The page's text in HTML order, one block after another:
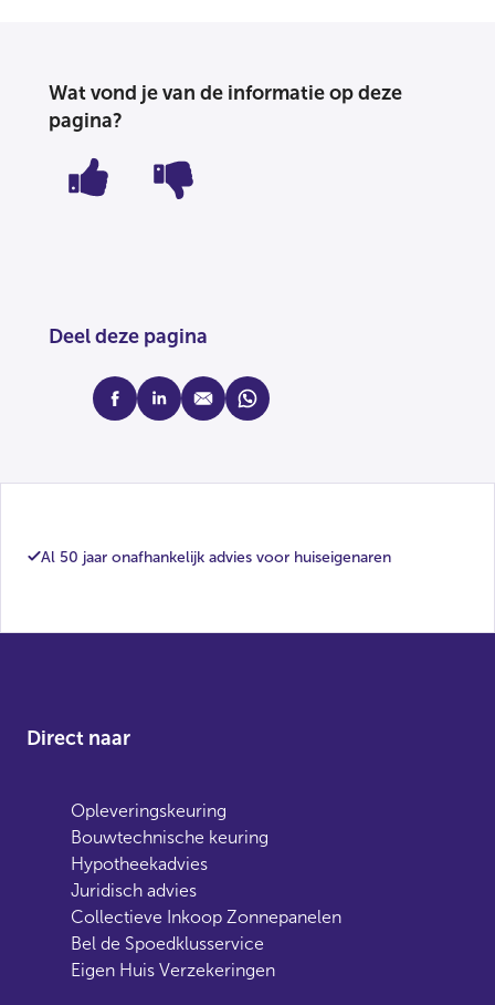
Wat vond je van de informatie op deze
pagina?
Deel deze pagina
facebooklinkedinmail whatsapp
Al 50 jaar onafhankelijk advies voor huiseigenaren
Direct naar
Opleveringskeuring
Bouwtechnische keuring
Hypotheekadvies
Juridisch advies
Collectieve Inkoop Zonnepanelen
Bel de Spoedklusservice
Eigen Huis Verzekeringen